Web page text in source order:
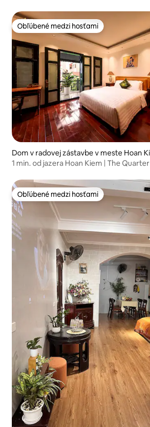
Obľúbené medzi hosťami
Obľúbené medzi hosťami
Dom v radovej zástavbe v meste Hoan
1 min. od jazera Hoan Kiem | The
Obľúbené medzi hosťami
Obľúbené medzi hosťami